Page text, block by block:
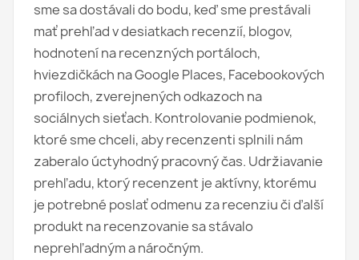
sme sa dostávali do bodu, keď sme prestávali
mať prehľad v desiatkach recenzií, blogov,
hodnotení na recenzných portáloch,
hviezdičkách na Google Places, Facebookových
profiloch, zverejnených odkazoch na
sociálnych sieťach. Kontrolovanie podmienok,
ktoré sme chceli, aby recenzenti splnili nám
zaberalo úctyhodný pracovný čas. Udržiavanie
prehľadu, ktorý recenzent je aktívny, ktorému
je potrebné poslať odmenu za recenziu či ďalší
produkt na recenzovanie sa stávalo
neprehľadným a náročným.